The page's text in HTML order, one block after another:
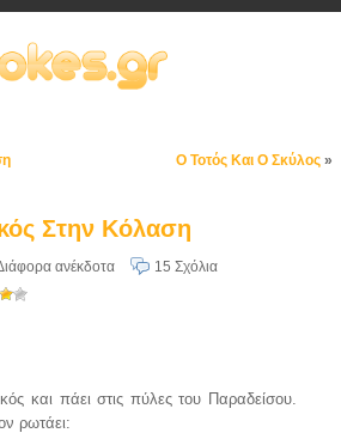
Ο Τοτός Και Ο Σκύλος »
Στην Κόλαση
ανέκδοτα
15 Σχόλια
και πάει στις πύλες του Παραδείσου.
ρωτάει: